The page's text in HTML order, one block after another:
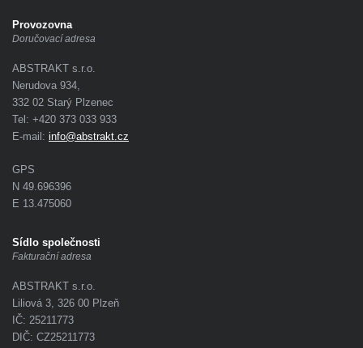
Provozovna
Doručovací adresa
ABSTRAKT s.r.o.
Nerudova 934,
332 02 Starý Plzenec
Tel: +420 373 033 933
E-mail: info@abstrakt.cz
GPS
N 49.696396
E 13.475060
Sídlo společnosti
Fakturační adresa
ABSTRAKT s.r.o.
Liliová 3, 326 00 Plzeň
IČ: 25211773
DIČ: CZ25211773